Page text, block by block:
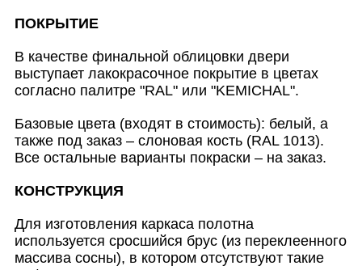
ПОКРЫТИЕ
В качестве финальной облицовки двери
выступает лакокрасочное покрытие в цветах
согласно палитре "RAL" или "KEMICHAL".
Базовые цвета (входят в стоимость): белый, а
также под заказ – слоновая кость (RAL 1013).
Все остальные варианты покраски – на заказ.
КОНСТРУКЦИЯ
Для изготовления каркаса полотна
используется сросшийся брус (из переклеенного
массива сосны), в котором отсутствуют такие